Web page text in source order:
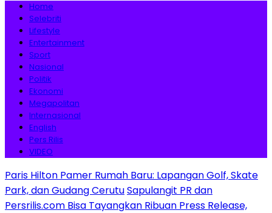
Home
Selebriti
Lifestyle
Entertainment
Sport
Nasional
Politik
Ekonomi
Megapolitan
Internasional
English
Pers Rilis
VIDEO
Paris Hilton Pamer Rumah Baru: Lapangan Golf, Skate
Park, dan Gudang CerutuSapulangit PR dan
Persrilis.com Bisa Tayangkan Ribuan Press Release,